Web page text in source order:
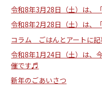
令和8年3月28日（土）は、
令和8年2月28日（土）は、
コラム ごはんとアートに記
令和8年1月24日（土）は、
催です♬
新年のごあいさつ